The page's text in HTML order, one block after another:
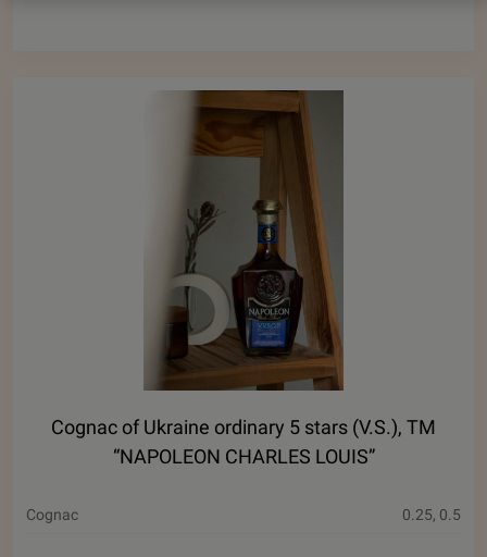
Cognac of Ukraine ordinary 5 stars (V.S.), ТМ
“NAPOLEON CHARLES LOUIS”
Cognac 0.25, 0.5